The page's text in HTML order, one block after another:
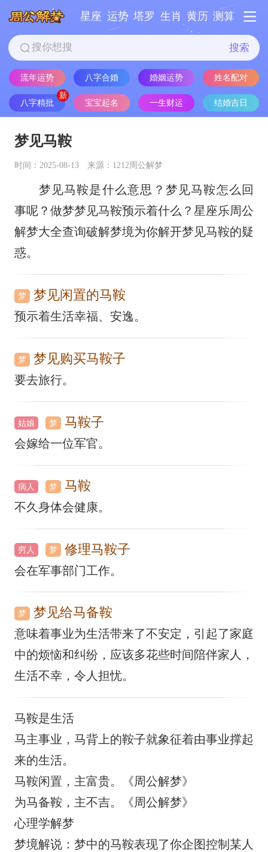
星座 运势 塔罗 生肖 黄历 测算
搜索
流年运势 八字合婚 婚姻运势 姓名配对
八字精批 宝宝起名 一生财运 结婚吉日
梦见马鞍
时间：2025-08-13 来源：1212周公解梦
梦见马鞍是什么意思？梦见马鞍怎么回
事呢？做梦梦见马鞍预示着什么？星座乐周公
解梦大全查询破解梦境为你解开梦见马鞍的疑
惑。
梦 梦见闲置的马鞍
预示着生活幸福、安逸。
梦 梦见购买马鞍子
要去旅行。
姑娘 梦 马鞍子
会嫁给一位军官。
病人 梦 马鞍
不久身体会健康。
穷人 梦 修理马鞍子
会在军事部门工作。
梦 梦见给马备鞍
意味着事业为生活带来了不安定，引起了家庭
中的烦恼和纠纷，应该多花些时间陪伴家人，
生活不幸，令人担忧。
马鞍是生活
马主事业，马背上的鞍子就象征着由事业撑起
来的生活。
马鞍闲置，主富贵。《周公解梦》
为马备鞍，主不吉。《周公解梦》
心理学解梦
梦境解说：梦中的马鞍表现了你企图控制某人